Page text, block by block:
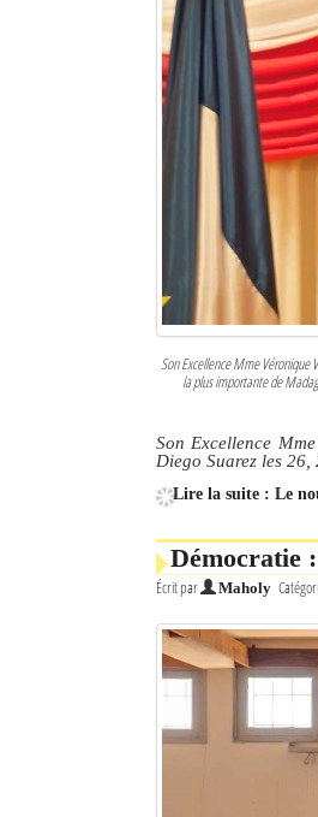
Sites touristiques
Diego Suarez Pratique
La Tribune de Diego en PDF
Connexion
Identifiant oublié ?
Son Excellence Mme Véronique
la plus importante de
Son Excellence
Diego Suarez les
Lire la suite : Le
Démocratie
Écrit par Maholy